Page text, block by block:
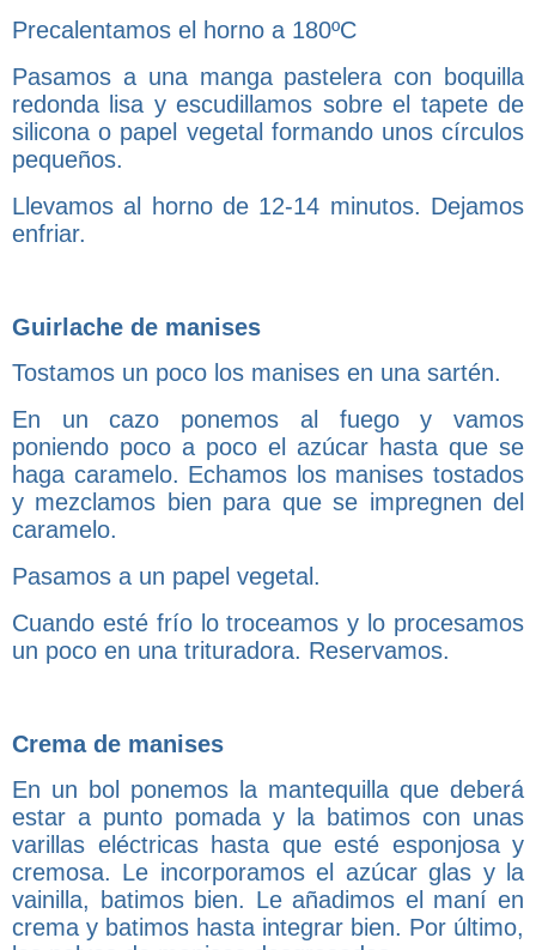
Precalentamos el horno a 180ºC
Pasamos a una manga pastelera con boquilla
redonda lisa y escudillamos sobre el tapete de
silicona o papel vegetal formando unos círculos
pequeños.
Llevamos al horno de 12-14 minutos. Dejamos
enfriar.
Guirlache de manises
Tostamos un poco los manises en una sartén.
En un cazo ponemos al fuego y vamos
poniendo poco a poco el azúcar hasta que se
haga caramelo. Echamos los manises tostados
y mezclamos bien para que se impregnen del
caramelo.
Pasamos a un papel vegetal.
Cuando esté frío lo troceamos y lo procesamos
un poco en una trituradora. Reservamos.
Crema de manises
En un bol ponemos la mantequilla que deberá
estar a punto pomada y la batimos con unas
varillas eléctricas hasta que esté esponjosa y
cremosa. Le incorporamos el azúcar glas y la
vainilla, batimos bien. Le añadimos el maní en
crema y batimos hasta integrar bien. Por último,